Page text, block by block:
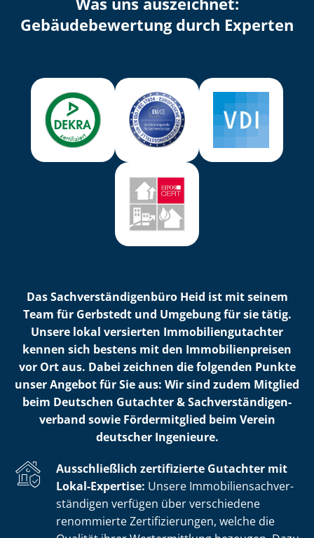
Ge­bäu­de­be­wer­tung durch Experten
Das Sach­ver­stän­di­gen­bü­ro Heid ist mit seinem
Team für Gerbstedt und Umgebung für sie tätig.
Unsere lokal versierten Im­mo­bi­li­en­gut­ach­ter
kennen sich bestens mit den Im­mo­bi­li­en­prei­sen
vor Ort aus. Dabei zeichnen die folgenden Punkte
unser Angebot für Sie aus: Wir sind zudem Mitglied
beim Deutschen Gutachter & Sach­ver­stän­di­gen­
ver­band sowie Fördermitglied beim Verein
deutscher Ingenieure.
Ausschließlich zertifizierte Gutachter mit
Lokal-Expertise: Unsere Im­mo­bi­li­en­sach­ver­
stän­di­gen verfügen über verschiedene
renommierte Zer­ti­fi­zie­run­gen, welche die